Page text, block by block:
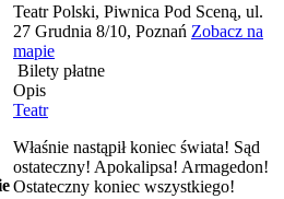
Teatr Polski, Piwnica Pod Sceną, ul.
27 Grudnia 8/10, Poznań Zobacz na
mapie
Bilety płatne
Opis
Teatr
Właśnie nastąpił koniec świata! Sąd
ostateczny! Apokalipsa! Armagedon!
Ostateczny koniec wszystkiego!